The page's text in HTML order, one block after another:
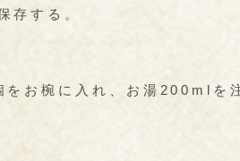
存する。
をお椀に入れ、お湯200mlを